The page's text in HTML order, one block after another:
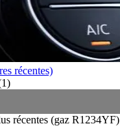
récentes)
1)
récentes (gaz R1234YF)